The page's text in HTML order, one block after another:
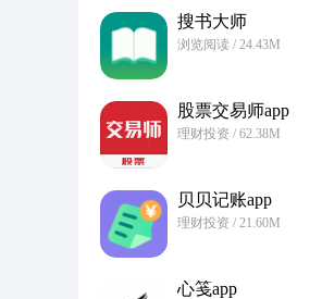
搜书大师
浏览阅读 / 24.43M
股票交易师app
理财投资 / 62.38M
贝贝记账app
理财投资 / 21.60M
心笺app